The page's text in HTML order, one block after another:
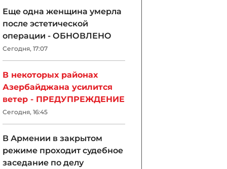
Еще одна женщина умерла
после эстетической
операции - ОБНОВЛЕНО
Сегодня, 17:07
В некоторых районах
Азербайджана усилится
ветер - ПРЕДУПРЕЖДЕНИЕ
Сегодня, 16:45
В Армении в закрытом
режиме проходит судебное
заседание по делу